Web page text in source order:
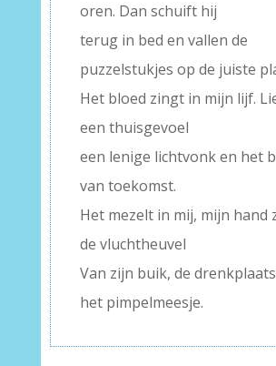
oren. Dan schuift hij
terug in bed en vallen de
puzzelstukjes op de juiste
Het bloed zingt in mijn lijf.
een thuisgevoel
een lenige lichtvonk en het
van toekomst.
Het mezelt in mij, mijn hand
de vluchtheuvel
Van zijn buik, de
het pimpelmeesje.